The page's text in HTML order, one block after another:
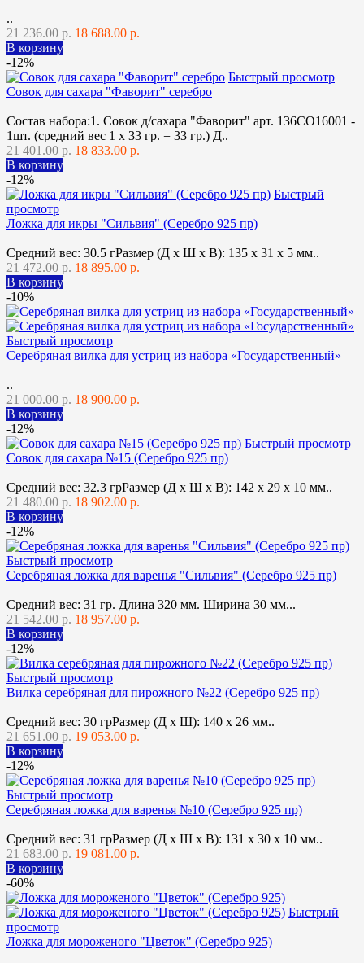
..
21 236.00 р. 18 688.00 р.
В корзину
-12%
Быстрый просмотр
Совок для сахара "Фаворит" серебро
Состав набора:1. Совок д/сахара "Фаворит" арт. 136СО16001 -
1шт. (средний вес 1 х 33 гр. = 33 гр.) Д..
21 401.00 р. 18 833.00 р.
В корзину
-12%
Быстрый
просмотр
Ложка для икры "Сильвия" (Серебро 925 пр)
Средний вес: 30.5 гРазмер (Д х Ш х В): 135 x 31 x 5 мм..
21 472.00 р. 18 895.00 р.
В корзину
-10%
Быстрый просмотр
Серебряная вилка для устриц из набора «Государственный»
..
21 000.00 р. 18 900.00 р.
В корзину
-12%
Быстрый просмотр
Совок для сахара №15 (Серебро 925 пр)
Средний вес: 32.3 грРазмер (Д х Ш х В): 142 x 29 x 10 мм..
21 480.00 р. 18 902.00 р.
В корзину
-12%
Быстрый просмотр
Серебряная ложка для варенья "Сильвия" (Серебро 925 пр)
Средний вес: 31 гр. Длина 320 мм. Ширина 30 мм...
21 542.00 р. 18 957.00 р.
В корзину
-12%
Быстрый просмотр
Вилка серебряная для пирожного №22 (Серебро 925 пр)
Средний вес: 30 грРазмер (Д х Ш): 140 x 26 мм..
21 651.00 р. 19 053.00 р.
В корзину
-12%
Быстрый просмотр
Серебряная ложка для варенья №10 (Серебро 925 пр)
Средний вес: 31 грРазмер (Д х Ш х В): 131 x 30 x 10 мм..
21 683.00 р. 19 081.00 р.
В корзину
-60%
Быстрый
просмотр
Ложка для мороженого "Цветок" (Серебро 925)